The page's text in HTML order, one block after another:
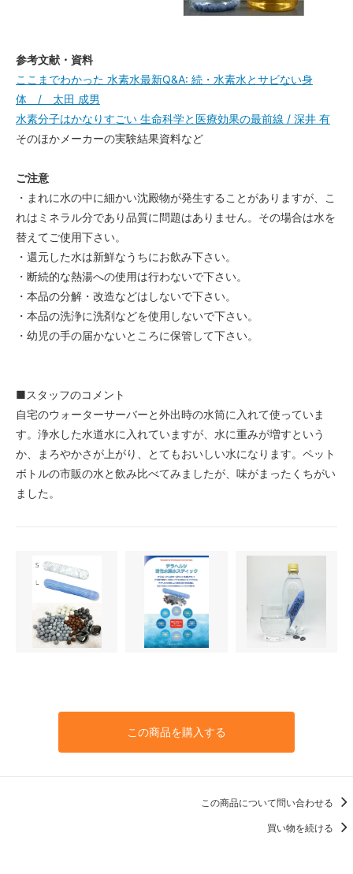
参考文献・資料
ここまでわかった 水素水最新Q&A: 続・水素水とサビない身
体 / 太田 成男
水素分子はかなりすごい 生命科学と医療効果の最前線 / 深井 有
そのほかメーカーの実験結果資料など
ご注意
・まれに水の中に細かい沈殿物が発生することがありますが、こ
れはミネラル分であり品質に問題はありません。その場合は水を
替えてご使用下さい。
・還元した水は新鮮なうちにお飲み下さい。
・断続的な熱湯への使用は行わないで下さい。
・本品の分解・改造などはしないで下さい。
・本品の洗浄に洗剤などを使用しないで下さい。
・幼児の手の届かないところに保管して下さい。
■スタッフのコメント
自宅のウォーターサーバーと外出時の水筒に入れて使っていま
す。浄水した水道水に入れていますが、水に重みが増すという
か、まろやかさが上がり、とてもおいしい水になります。ペット
ボトルの市販の水と飲み比べてみましたが、味がまったくちがい
ました。
この商品を購入する
この商品について問い合わせる
買い物を続ける